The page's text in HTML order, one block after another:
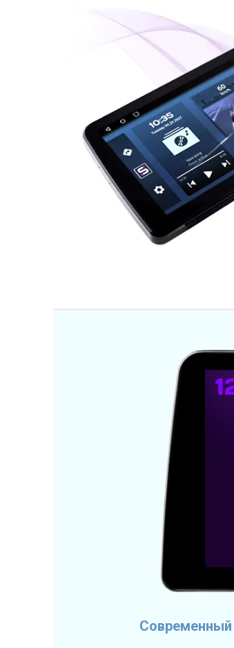
Современный